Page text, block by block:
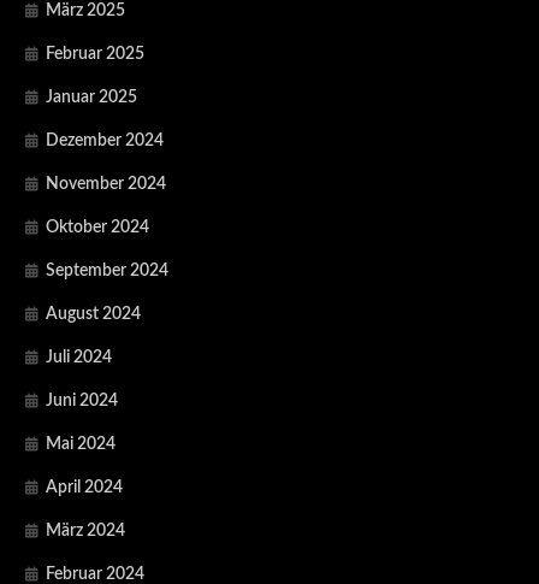
März 2025
Februar 2025
Januar 2025
Dezember 2024
November 2024
Oktober 2024
September 2024
August 2024
Juli 2024
Juni 2024
Mai 2024
April 2024
März 2024
Februar 2024